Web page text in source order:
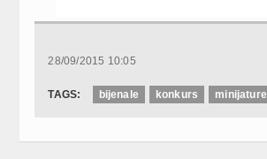
28/09/2015 10:05
TAGS: bijenale konkurs minijature